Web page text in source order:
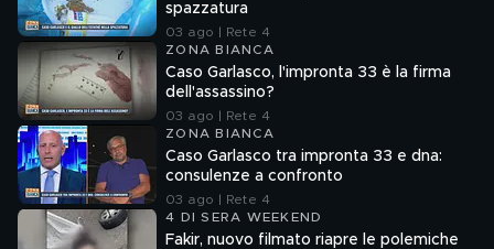
spazzatura
03 ago | Rete 4
ZONA BIANCA
Caso Garlasco, l'impronta 33 è la firma
dell'assassino?
03 ago | Rete 4
ZONA BIANCA
Caso Garlasco tra impronta 33 e dna:
consulenze a confronto
03 ago | Rete 4
4 DI SERA WEEKEND
Fakir, nuovo filmato riapre le polemiche